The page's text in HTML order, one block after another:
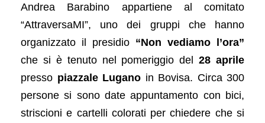
Andrea Barabino appartiene al comitato
“AttraversaMI”, uno dei gruppi che hanno
organizzato il presidio “Non vediamo l’ora”
che si è tenuto nel pomeriggio del28 aprile
presso piazzale Lugano in Bovisa. Circa 300
persone si sono date appuntamento con bici,
striscioni e cartelli colorati per chiedere che si